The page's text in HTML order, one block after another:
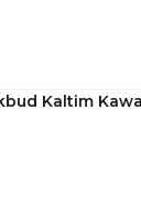
Kaltim